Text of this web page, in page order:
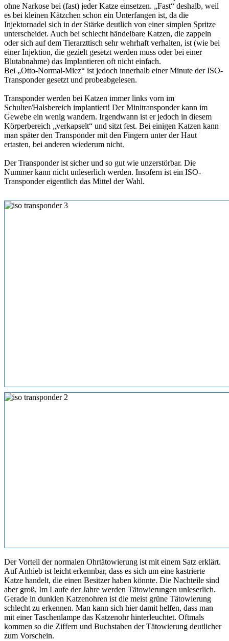
ohne Narkose bei (fast) jeder Katze einsetzen. „Fast“ deshalb, weil
es bei kleinen Kätzchen schon ein Unterfangen ist, da die
Injektornadel sich in der Stärke deutlich von einer simplen Spritze
unterscheidet. Auch bei schlecht händelbare Katzen, die zappeln
oder sich auf dem Tierarzttisch sehr wehrhaft verhalten, ist (wie bei
einer Injektion, die gezielt gesetzt werden muss oder bei einer
Blutabnahme) das Implantieren oft nicht einfach.
Bei „Otto-Normal-Miez“ ist jedoch innerhalb einer Minute der ISO-
Transponder gesetzt und probeabgelesen.
Transponder werden bei Katzen immer links vorn im
Schulter/Halsbereich implantiert! Der Minitransponder kann im
Gewebe ein wenig wandern. Irgendwann ist er jedoch in diesem
Körperbereich „verkapselt“ und sitzt fest. Bei einigen Katzen kann
man später den Transponder mit den Fingern unter der Haut
ertasten, bei anderen wiederum nicht.
Der Transponder ist sicher und so gut wie unzerstörbar. Die
Nummer kann nicht unleserlich werden. Insofern ist ein ISO-
Transponder eigentlich das Mittel der Wahl.
Der Vorteil der normalen Ohrtätowierung ist mit einem Satz erklärt.
Auf Anhieb ist leicht erkennbar, dass es sich um eine kastrierte
Katze handelt, die einen Besitzer haben könnte. Die Nachteile sind
aber groß. Im Laufe der Jahre werden Tätowierungen unleserlich.
Gerade in dunklen Katzenohren ist die meist grüne Tätowierung
schlecht zu erkennen. Man kann sich hier damit helfen, dass man
mit einer Taschenlampe das Katzenohr hinterleuchtet. Oftmals
kommen so die Ziffern und Buchstaben der Tätowierung deutlicher
zum Vorschein.